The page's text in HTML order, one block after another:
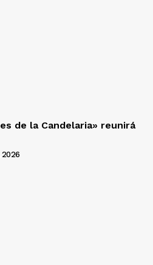
de la Candelaria» reunirá